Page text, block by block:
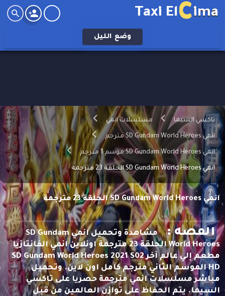
Taxi ElCima
وضع الليل
تاكسي السيما مسلسلات انمي
انمي SD Gundam World Heroes مترجم
انمي SD Gundam World Heroes موسم 1 مترجم
انمي SD Gundam World Heroes الحلقة 23 مترجمة
انمي SD Gundam World Heroes الحلقة 23 مترجمة
القصه :
مشاهدة وتحميل انمي SD Gundam
World Heroes الحلقة 23 مترجمة اونلاين انمي الفانتازيا
مطعم إلي عالم آخر SD Gundam World Heroes 2021 S02
HD الموسم الثاني مترجم كامل اون لاين. وتحميل
مباشر مسلسلات انمي مترجمة حصريا على تاكسي
السيما. يتم الحفاظ على توازن العالمين من قبل